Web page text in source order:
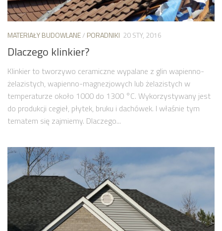
MATERIAŁY BUDOWLANE/ PORADNIKI 20 STY, 2016
Dlaczego klinkier?
Klinkier to tworzywo ceramiczne wypalane z glin wapienno-
żelazistych, wapienno-magnezjowych lub żelazistych w
temperaturze około 1000 do 1300 °C. Wykorzystywany jest
do produkcji cegieł, płytek, bruku i dachówek. I właśnie tym
tematem się zajmiemy. Dlaczego...